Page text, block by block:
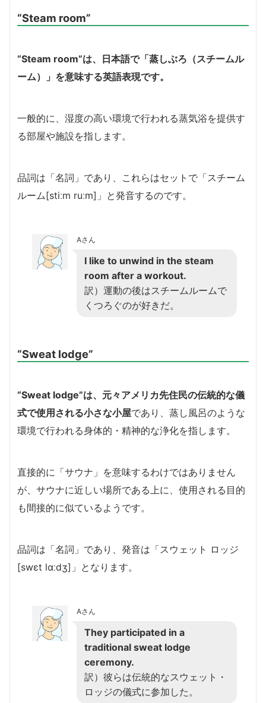
“Steam room”
“Steam room”は、日本語で「蒸しぶろ（スチームル
ーム）
」を意味する英語表現です。
一般的に、湿度の高い環境で行われる蒸気浴を提供す
る部屋や施設を指します。
品詞は「名詞」であり、これらはセットで「スチーム
ルーム[stiːm ruːm]」と発音するのです。
Aさん
I like to unwind in the steam
room after a workout.
訳）運動の後はスチームルームで
くつろぐのが好きだ。
“Sweat lodge”
“Sweat lodge”は、元々アメリカ先住民の伝統的な儀
式で使用される小さな小屋であり、蒸し風呂のような
環境で行われる身体的・精神的な浄化を指します。
直接的に「サウナ」を意味するわけではありません
が、サウナに近しい場所である上に、使用される目的
も間接的に似ているようです。
品詞は「名詞」であり、発音は「スウェット ロッジ
[swɛt lɑːdʒ]」となります。
Aさん
They participated in a
traditional sweat lodge
ceremony.
訳）彼らは伝統的なスウェット・
ロッジの儀式に参加した。